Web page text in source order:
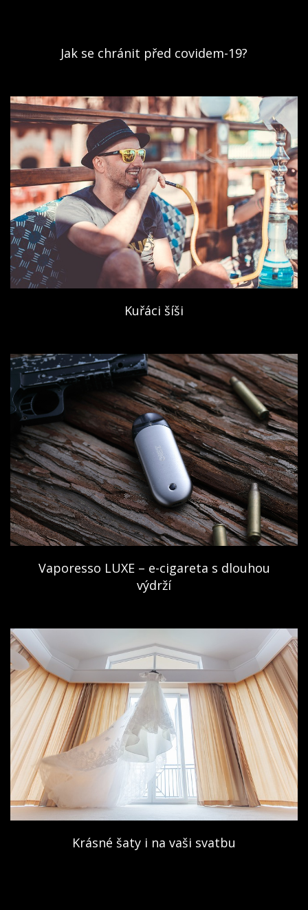
Jak se chránit před covidem-19?
Kuřáci šíši
Vaporesso LUXE – e-cigareta s dlouhou
výdrží
Krásné šaty i na vaši svatbu